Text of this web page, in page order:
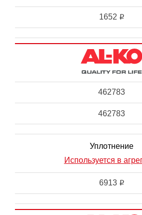
1652 i
462783
462783
Уплотнение
Используется в
6913 i